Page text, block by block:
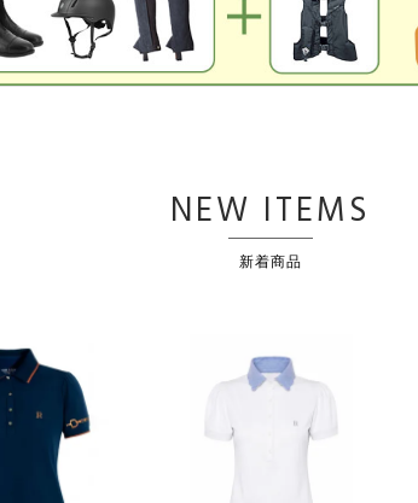
NEW ITEMS
新着商品